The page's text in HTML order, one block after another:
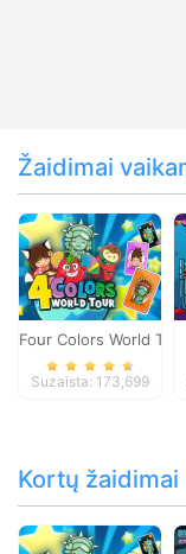
Žaidimai
Four Colors World Tour
Suzaista: 173,699
Kortų žaidimai